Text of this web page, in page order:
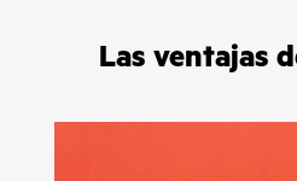
Las ventajas